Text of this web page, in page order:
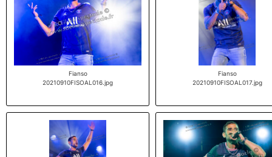
Fianso
20210910FISOAL016.jpg
Fianso
20210910FISOAL017.jpg